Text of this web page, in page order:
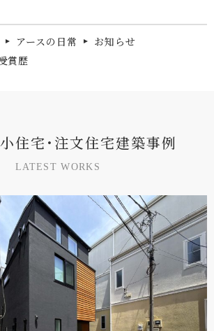
アースの日常
お知らせ
賞歴
小住宅 ･ 注文住宅建築事例
L ATE S T WORK S